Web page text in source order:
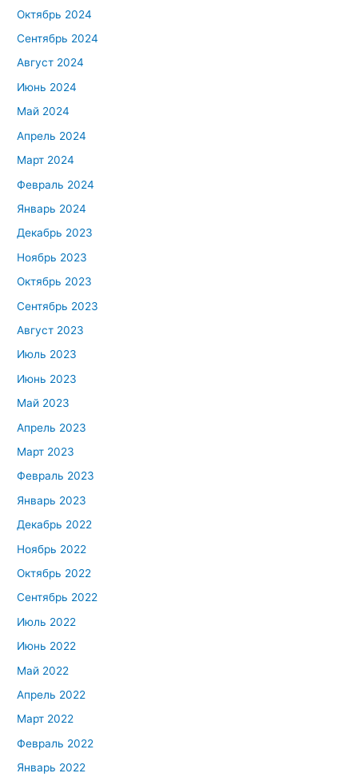
Октябрь 2024
Сентябрь 2024
Август 2024
Июнь 2024
Май 2024
Апрель 2024
Март 2024
Февраль 2024
Январь 2024
Декабрь 2023
Ноябрь 2023
Октябрь 2023
Сентябрь 2023
Август 2023
Июль 2023
Июнь 2023
Май 2023
Апрель 2023
Март 2023
Февраль 2023
Январь 2023
Декабрь 2022
Ноябрь 2022
Октябрь 2022
Сентябрь 2022
Июль 2022
Июнь 2022
Май 2022
Апрель 2022
Март 2022
Февраль 2022
Январь 2022